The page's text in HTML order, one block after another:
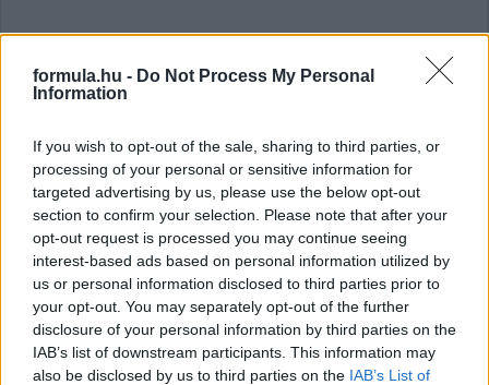
formula.hu - Do Not Process My Personal
Information
If you wish to opt-out of the sale, sharing to third parties, or
processing of your personal or sensitive information for
targeted advertising by us, please use the below opt-out
section to confirm your selection. Please note that after your
opt-out request is processed you may continue seeing
interest-based ads based on personal information utilized by
us or personal information disclosed to third parties prior to
your opt-out. You may separately opt-out of the further
disclosure of your personal information by third parties on the
IAB’s list of downstream participants. This information may
also be disclosed by us to third parties on the IAB’s List of
Hallgasd meg a Formula Podcast